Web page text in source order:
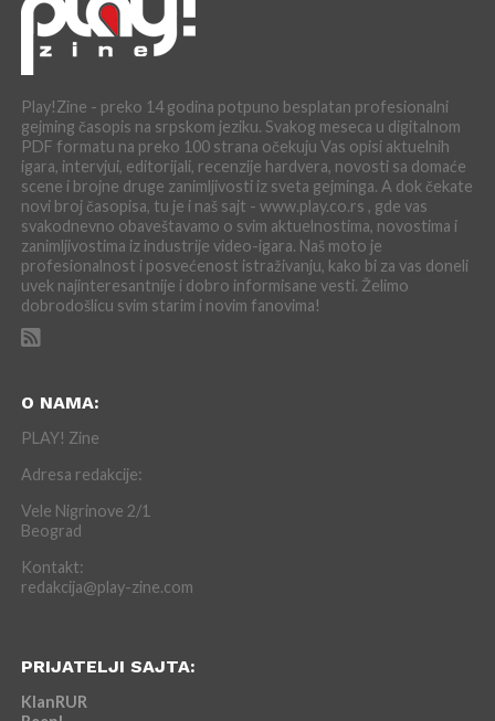
Play!Zine - preko 14 godina potpuno besplatan profesionalni
gejming časopis na srpskom jeziku. Svakog meseca u digitalnom
PDF formatu na preko 100 strana očekuju Vas opisi aktuelnih
igara, intervjui, editorijali, recenzije hardvera, novosti sa domaće
scene i brojne druge zanimljivosti iz sveta gejminga. A dok čekate
novi broj časopisa, tu je i naš sajt - www.play.co.rs , gde vas
svakodnevno obaveštavamo o svim aktuelnostima, novostima i
zanimljivostima iz industrije video-igara. Naš moto je
profesionalnost i posvećenost istraživanju, kako bi za vas doneli
uvek najinteresantnije i dobro informisane vesti. Želimo
dobrodošlicu svim starim i novim fanovima!
O NAMA:
PLAY! Zine
Adresa redakcije:
Vele Nigrinove 2/1
Beograd
Kontakt:
redakcija@play-zine.com
PRIJATELJI SAJTA:
KlanRUR